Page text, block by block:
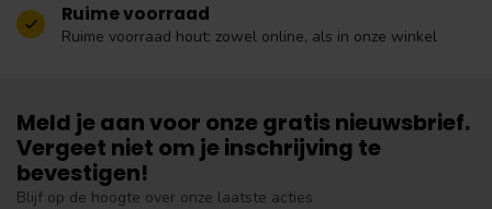
Ruime voorraad
Ruime voorraad hout: zowel online, als in onze winkel
Meld je aan voor onze gratis nieuwsbrief.
Vergeet niet om je inschrijving te
bevestigen!
Blijf op de hoogte over onze laatste acties